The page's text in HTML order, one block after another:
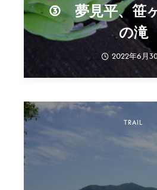
③ 夢見平、笹
の滝
2022年6月
TRAIL